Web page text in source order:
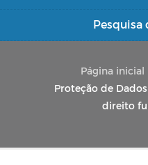
Pesquisa
Página inicial
Proteção de
direito